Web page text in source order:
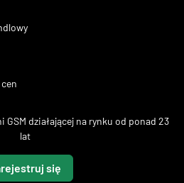
działającej na rynku od ponad 23
lat
się